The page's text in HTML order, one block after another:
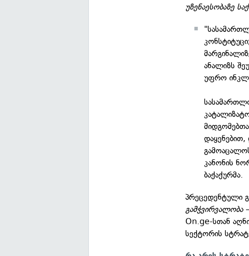
უზენაესობაზე
ანალიზს
უფრო
კანონის
ბაქაქურმა.
პრეცედენტული
On.ge-სთან
სექტორის